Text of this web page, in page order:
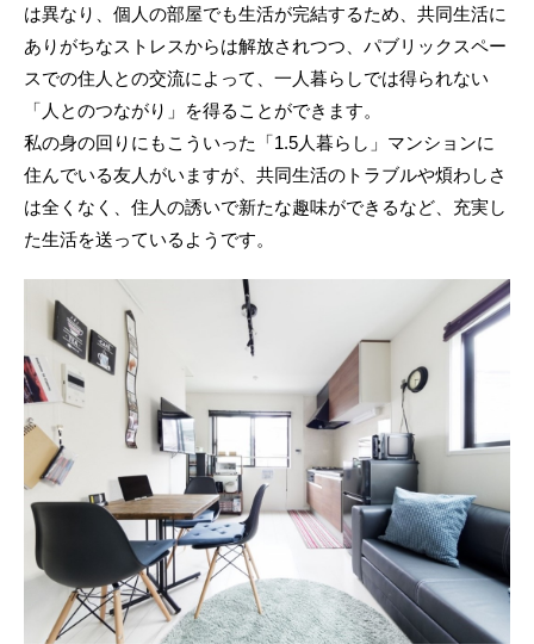
は異なり、個人の部屋でも生活が完結するため、共同生活に
ありがちなストレスからは解放されつつ、パブリックスペー
スでの住人との交流によって、一人暮らしでは得られない
「人とのつながり」を得ることができます。
私の身の回りにもこういった「1.5人暮らし」マンションに
住んでいる友人がいますが、共同生活のトラブルや煩わしさ
は全くなく、住人の誘いで新たな趣味ができるなど、充実し
た生活を送っているようです。